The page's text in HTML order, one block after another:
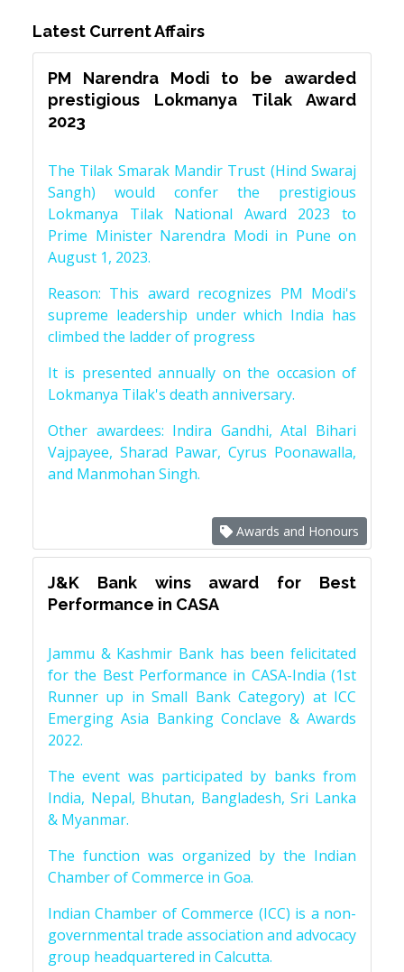
Latest Current Affairs
PM Narendra Modi to be awarded
prestigious Lokmanya Tilak Award
2023
The Tilak Smarak Mandir Trust (Hind Swaraj
Sangh) would confer the prestigious
Lokmanya Tilak National Award 2023 to
Prime Minister Narendra Modi in Pune on
August 1, 2023.
Reason: This award recognizes PM Modi's
supreme leadership under which India has
climbed the ladder of progress
It is presented annually on the occasion of
Lokmanya Tilak's death anniversary.
Other awardees: Indira Gandhi, Atal Bihari
Vajpayee, Sharad Pawar, Cyrus Poonawalla,
and Manmohan Singh.
Awards and Honours
J&K Bank wins award for Best
Performance in CASA
Jammu & Kashmir Bank has been felicitated
for the Best Performance in CASA-India (1st
Runner up in Small Bank Category) at ICC
Emerging Asia Banking Conclave & Awards
2022.
The event was participated by banks from
India, Nepal, Bhutan, Bangladesh, Sri Lanka
& Myanmar.
The function was organized by the Indian
Chamber of Commerce in Goa.
Indian Chamber of Commerce (ICC) is a non-
governmental trade association and advocacy
group headquartered in Calcutta.